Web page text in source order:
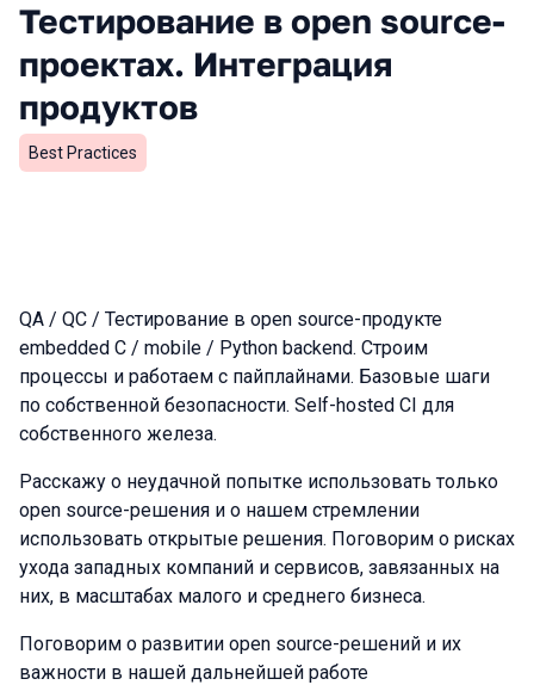
Тестирование в open source-
проектах. Интеграция
продуктов
Best Practices
QA / QC / Тестирование в open source-продукте
embedded C / mobile / Python backend. Строим
процессы и работаем с пайплайнами. Базовые шаги
по собственной безопасности. Self-hosted CI для
собственного железа.
Расскажу о неудачной попытке использовать только
open source-решения и о нашем стремлении
использовать открытые решения. Поговорим о рисках
ухода западных компаний и сервисов, завязанных на
них, в масштабах малого и среднего бизнеса.
Поговорим о развитии open source-решений и их
важности в нашей дальнейшей работе